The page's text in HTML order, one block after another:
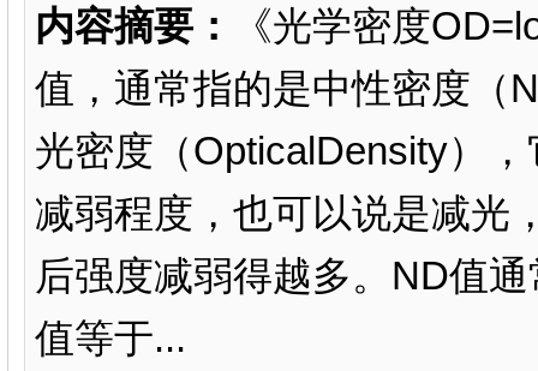
内容摘要：
《光学密度
值，通常指的是中性密度（
光密度（OpticalDensity）
减弱程度，也可以说是减光
后强度减弱得越多。ND值
值等于...